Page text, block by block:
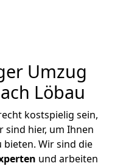
Umzug
Löbau
kostspielig sein,
sind hier, um Ihnen
bieten. Wir sind die
und arbeiten